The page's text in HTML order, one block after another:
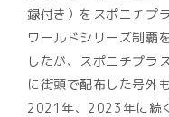
録付き）をスポニチプ
ワールドシリーズ制覇
したが、スポニチプ
に街頭で配布した号外
2021年、2023年に続